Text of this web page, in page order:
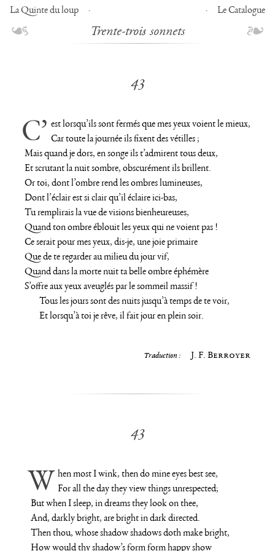
La Quinte du loup Le Catalogue
Trente-trois sonnets
43
C’est lorsqu’ils sont fermés que mes yeux voient le mieux,
Car toute la journée ils fixent des vétilles ;
Mais quand je dors, en songe ils t’admirent tous deux,
Et scrutant la nuit sombre, obscurément ils brillent.
Or toi, dont l’ombre rend les ombres lumineuses,
Dont l’éclair est si clair qu’il éclaire ici-bas,
Tu remplirais la vue de visions bienheureuses,
Quand ton ombre éblouit les yeux qui ne voient pas !
Ce serait pour mes yeux, dis-je, une joie primaire
Que de te regarder au milieu du jour vif,
Quand dans la morte nuit ta belle ombre éphémère
S’offre aux yeux aveuglés par le sommeil massif !
Tous les jours sont des nuits jusqu’à temps de te voir,
Et lorsqu’à toi je rêve, il fait jour en plein soir.
Traduction : J. F. Berroyer
43
When most I wink, then do mine eyes best see,
For all the day they view things unrespected;
But when I sleep, in dreams they look on thee,
And, darkly bright, are bright in dark directed.
Then thou, whose shadow shadows doth make bright,
How would thy shadow’s form form happy show